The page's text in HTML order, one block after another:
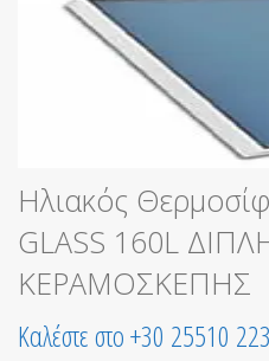
Ηλιακός
GLASS 160L
ΚΕΡΑΜΟΣΚΕΠΗΣ
Καλέστε στο +30 25510